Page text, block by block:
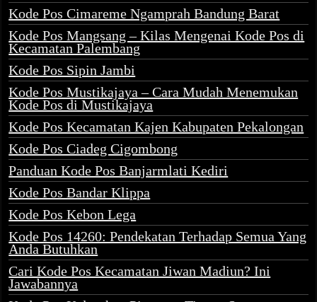
Kode Pos Cimareme Ngamprah Bandung Barat
Kode Pos Mangsang – Kilas Mengenai Kode Pos di
Kecamatan Palembang
Kode Pos Sipin Jambi
Kode Pos Mustikajaya – Cara Mudah Menemukan
Kode Pos di Mustikajaya
Kode Pos Kecamatan Kajen Kabupaten Pekalongan
Kode Pos Ciadeg Cigombong
Panduan Kode Pos Banjarmlati Kediri
Kode Pos Bandar Klippa
Kode Pos Kebon Lega
Kode Pos 14260: Pendekatan Terhadap Semua Yang
Anda Butuhkan
Cari Kode Pos Kecamatan Jiwan Madiun? Ini
Jawabannya